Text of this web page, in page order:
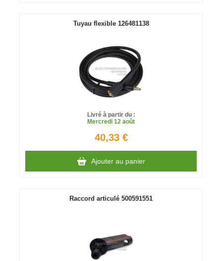
Tuyau flexible 126481138
Livré à partir du :
Mercredi 12 août
40,33 €
Ajouter au panier
Raccord articulé 500591551